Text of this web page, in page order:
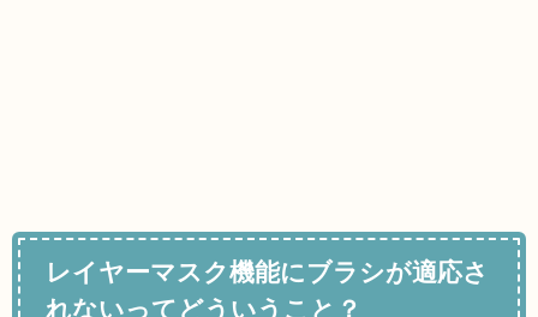
レイヤーマスク機能にブラシが適応さ
れないってどういうこと？